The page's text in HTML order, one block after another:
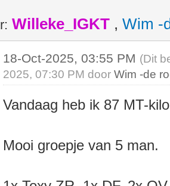
Willeke_IGKT , Wim -
18-Oct-2025, 03:55 PM (Dit
2025, 07:30 PM doorWim -de
Vandaag heb ik 87 MT-
Mooi groepje van 5 man.